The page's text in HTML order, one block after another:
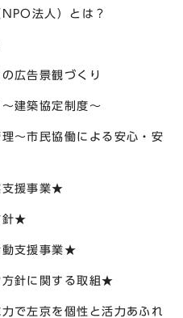
法人）とは？
広告景観づくり
建築協定制度～
～市民協働による安心・安
援事業★
針★
支援事業★
針に関する取組★
左京を個性と活力あふれ